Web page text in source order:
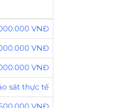
VNĐ
VNĐ
VNĐ
sát thực tế
VNĐ